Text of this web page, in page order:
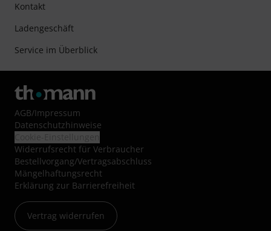
Kontakt
Ladengeschäft
Service im Überblick
AGB/Impressum
Datenschutzhinweise
Widerrufsrecht für Verbraucher
Bestellvorgang/Vertragsabschluss
Mängelhaftungsrecht
Erklärung zur Barrierefreiheit
Vertrag widerrufen